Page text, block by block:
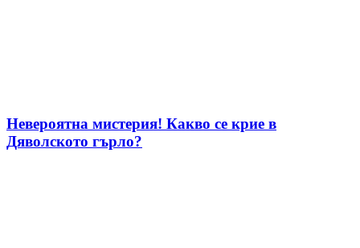
Невероятна мистерия! Какво се крие в
Дяволското гърло?